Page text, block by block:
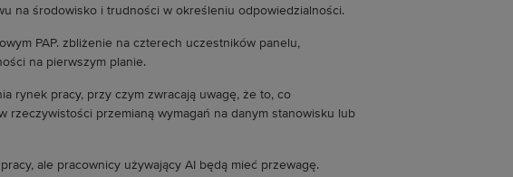
na środowisko i trudności w określeniu odpowiedzialności.
rynek pracy, przy czym zwracają uwagę, że to, co
rzeczywistości przemianą wymagań na danym stanowisku lub
ale pracownicy używający AI będą mieć przewagę.